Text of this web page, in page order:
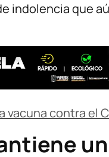
indolencia que
vacuna contra el